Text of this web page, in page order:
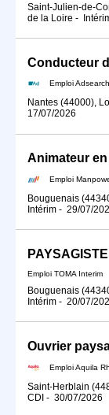
Saint-Julien-de-
de la Loire -
Conducteur
Emploi Adsearch
Nantes (44000),
17/07/2026
Emploi
Bouguenais
Intérim - 29/07/
PAYSAGISTE
Emploi TOMA Interim
Bouguenais
Intérim - 20/07/
Ouvrier
Emploi Aquila Rh
Saint-Herblain
CDI - 30/07/2026